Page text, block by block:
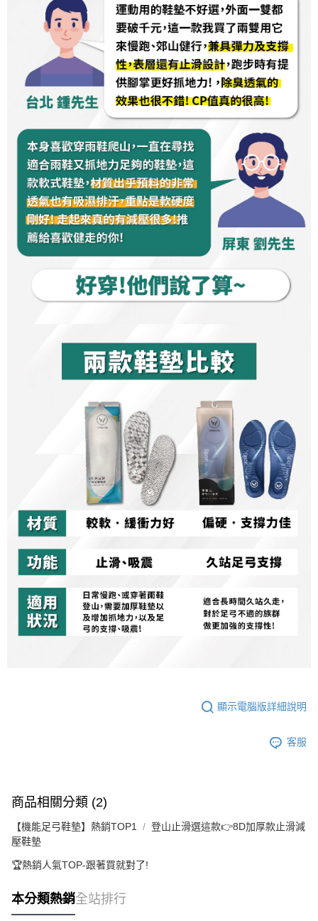
顯示電腦版詳細說明
客服
商品相關分類 (2)
【機能足弓鞋墊】熱銷TOP1
登山止滑選這款👉️8D加厚款止滑減
壓鞋墊
🏆️熱銷人氣TOP-跟著買就對了!
本分類熱銷全站排行